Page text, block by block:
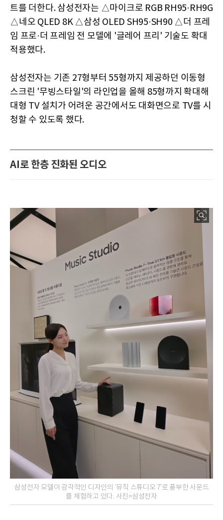
트를 더한다. 삼성전자는 △마이크로 RGB RH95·RH9G
△네오 QLED 8K △삼성 OLED SH95·SH90 △더 프레
임 프로·더 프레임 전 모델에 '글레어 프리' 기술도 확대
적용했다.
삼성전자는 기존 27형부터 55형까지 제공하던 이동형
스크린 '무빙스타일'의 라인업을 올해 85형까지 확대해
대형 TV 설치가 어려운 공간에서도 대화면으로 TV를 시
청할 수 있도록 했다.
AI로 한층 진화된 오디오
삼성전자 모델이 감각적인 디자인의 '뮤직 스튜디오 7'로 풍부한 사운드
를 체험하고 있다. 사진=삼성전자